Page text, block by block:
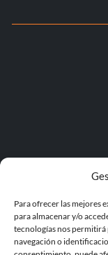
Para ofrecer las mejores
para almacenar y/o
tecnologías nos
navegación o